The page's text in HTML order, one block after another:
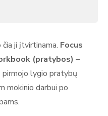
ji įtvirtinama. Focus
(pratybos) –
pirmojo lygio pratybų
mokinio darbui po